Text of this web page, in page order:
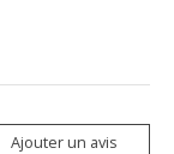
Ajouter un avis